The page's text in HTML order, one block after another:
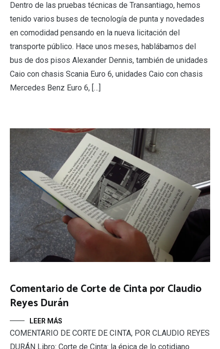
Dentro de las pruebas técnicas de Transantiago, hemos
tenido varios buses de tecnología de punta y novedades
en comodidad pensando en la nueva licitación del
transporte público. Hace unos meses, hablábamos del
bus de dos pisos Alexander Dennis, también de unidades
Caio con chasis Scania Euro 6, unidades Caio con chasis
Mercedes Benz Euro 6, […]
Comentario de Corte de Cinta por Claudio
Reyes Durán
LEER MÁS
COMENTARIO DE CORTE DE CINTA, POR CLAUDIO REYES
DURÁN Libro: Corte de Cinta: la épica de lo cotidiano